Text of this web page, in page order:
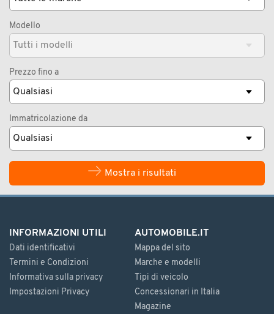
Modello
Prezzo fino a
Immatricolazione da
Mostra i risultati
INFORMAZIONI UTILI
Dati identificativi
Termini e Condizioni
Informativa sulla privacy
Impostazioni Privacy
AUTOMOBILE.IT
Mappa del sito
Marche e modelli
Tipi di veicolo
Concessionari in Italia
Magazine